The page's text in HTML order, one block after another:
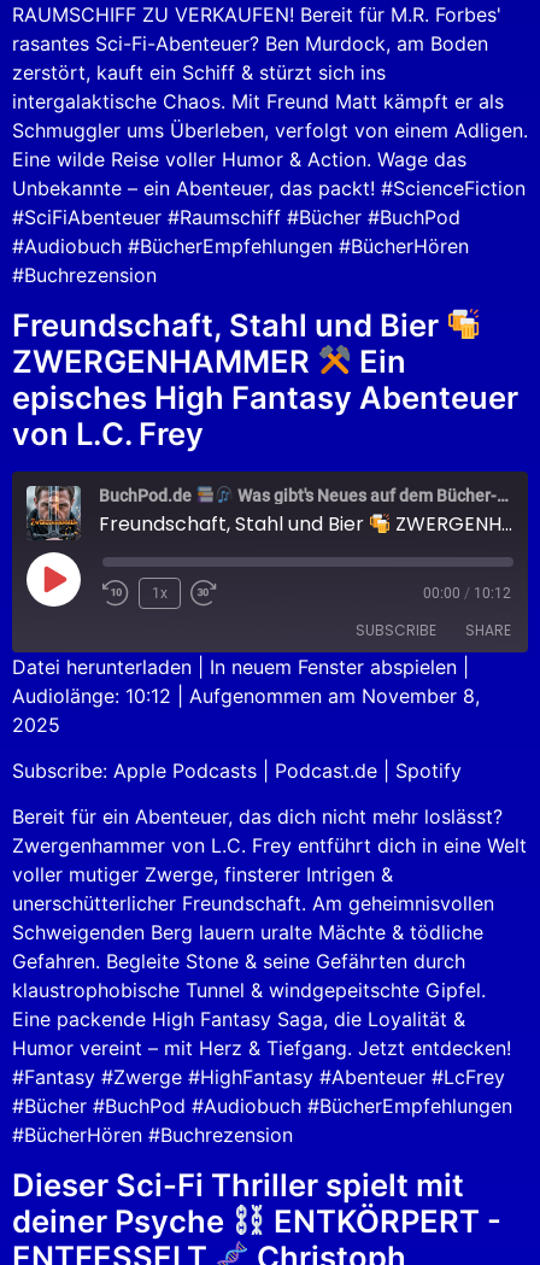
RAUMSCHIFF ZU VERKAUFEN! Bereit für M.R. Forbes'
rasantes Sci-Fi-Abenteuer? Ben Murdock, am Boden
zerstört, kauft ein Schiff & stürzt sich ins
intergalaktische Chaos. Mit Freund Matt kämpft er als
Schmuggler ums Überleben, verfolgt von einem Adligen.
Eine wilde Reise voller Humor & Action. Wage das
Unbekannte – ein Abenteuer, das packt! #ScienceFiction
#SciFiAbenteuer #Raumschiff #Bücher #BuchPod
#Audiobuch #BücherEmpfehlungen #BücherHören
#Buchrezension
Freundschaft, Stahl und Bier
ZWERGENHAMMER
Ein
episches High Fantasy Abenteuer
von L.C. Frey
BuchPod.de Was gibt's Neues auf dem Bücher-Markt?
Freundschaft, Stahl und Bier ZWERGENHAMMER
1x 00:00 / 10:12
SUBSCRIBE SHARE
Apple Podcasts Podcast.de
RSS FEED
SHARE
EMBED
Datei herunterladen In neuem Fenster abspielen
Audiolänge: 10:12
Aufgenommen am November 8,
2025
Subscribe: Apple Podcasts Podcast.de
Spotify
Bereit für ein Abenteuer, das dich nicht mehr loslässt?
Zwergenhammer von L.C. Frey entführt dich in eine Welt
voller mutiger Zwerge, finsterer Intrigen &
unerschütterlicher Freundschaft. Am geheimnisvollen
Schweigenden Berg lauern uralte Mächte & tödliche
Gefahren. Begleite Stone & seine Gefährten durch
klaustrophobische Tunnel & windgepeitschte Gipfel.
Eine packende High Fantasy Saga, die Loyalität &
Humor vereint – mit Herz & Tiefgang. Jetzt entdecken!
#Fantasy #Zwerge #HighFantasy #Abenteuer #LcFrey
#Bücher #BuchPod #Audiobuch #BücherEmpfehlungen
#BücherHören #Buchrezension
Dieser Sci-Fi Thriller spielt mit
deiner Psyche
ENTKÖRPERT -
ENTFESSELT
Christoph